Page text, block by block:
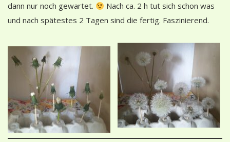
dann nur noch gewartet.
Nach ca. 2 h tut sich schon was
und nach spätestes 2 Tagen sind die fertig. Faszinierend.